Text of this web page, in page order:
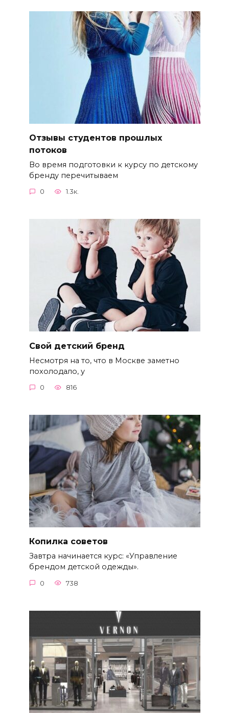
Отзывы студентов прошлых
потоков
Во время подготовки к курсу по детскому
бренду перечитываем
0 1.3к.
Свой детский бренд
Несмотря на то, что в Москве заметно
похолодало, у
0 816
Копилка советов
Завтра начинается курс: «Управление
брендом детской одежды».
0 738